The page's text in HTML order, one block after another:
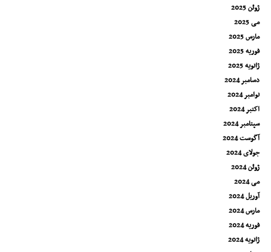
ژوئن 2025
می 2025
مارس 2025
فوریه 2025
ژانویه 2025
دسامبر 2024
نوامبر 2024
اکتبر 2024
سپتامبر 2024
آگوست 2024
جولای 2024
ژوئن 2024
می 2024
آوریل 2024
مارس 2024
فوریه 2024
ژانویه 2024